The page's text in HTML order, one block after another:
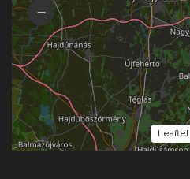
Leaflet